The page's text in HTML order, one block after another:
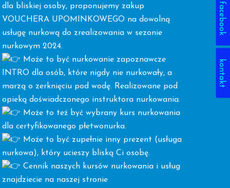
facebook
kontakt
dla bliskiej osoby, proponujemy zakup
VOUCHERA UPOMINKOWEGO na dowolną
usługę nurkową do zrealizowania w sezonie
nurkowym 2024.
Może to być nurkowanie zapoznawcze
INTRO dla osób, które nigdy nie nurkowały, a
marzą o zerknięciu pod wodę. Realizowane pod
opieką doświadczonego instruktora nurkowania.
Może to też być wybrany kurs nurkowania
dla certyfikowanego płetwonurka.
Może to być zupełnie inny prezent (usługa
nurkowa), który ucieszy bliską Ci osobę.
Cennik naszych kursów nurkowania i usług
znajdziecie na naszej stronie